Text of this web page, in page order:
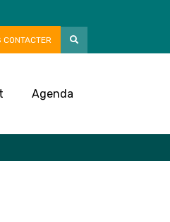
CONTACTER
Agenda